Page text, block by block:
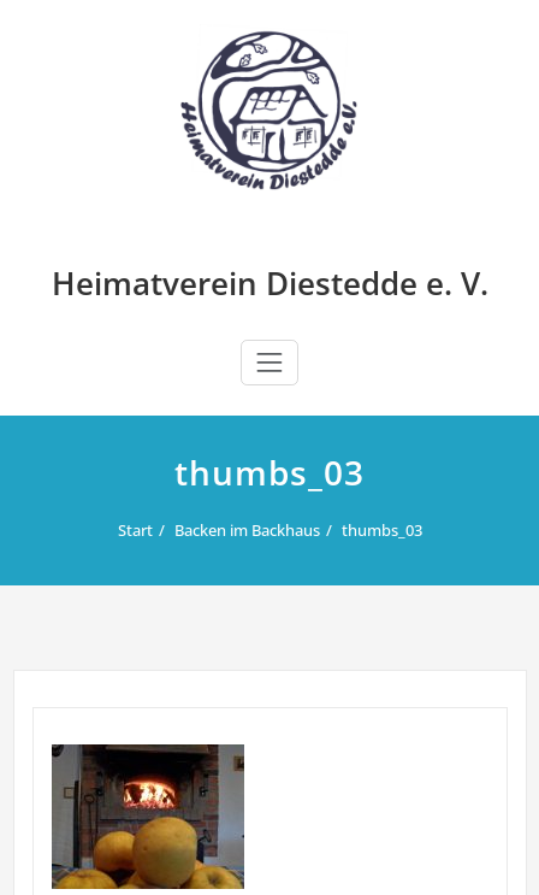
Heimatverein Diestedde e. V.
thumbs_03
Start Backen im Backhaus thumbs_03